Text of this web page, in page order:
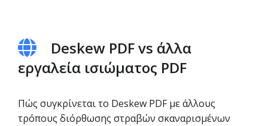
Deskew PDF vs άλλα
εργαλεία ισιώματος PDF
Πώς συγκρίνεται το Deskew PDF με άλλους
τρόπους διόρθωσης στραβών σκαναρισμένων